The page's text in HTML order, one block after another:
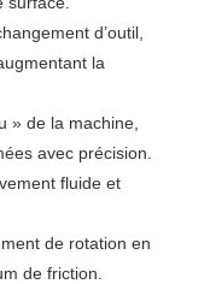
d’outil,
la
» de la machine,
avec précision.
fluide et
de rotation en
de friction.